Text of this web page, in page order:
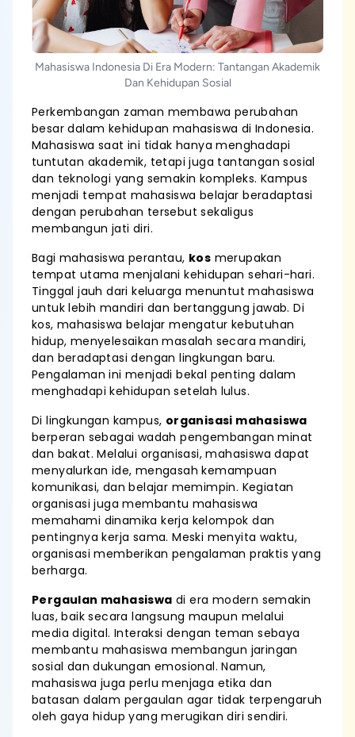
Mahasiswa Indonesia Di Era Modern: Tantangan Akademik
Dan Kehidupan Sosial
Perkembangan zaman membawa perubahan
besar dalam kehidupan mahasiswa di Indonesia.
Mahasiswa saat ini tidak hanya menghadapi
tuntutan akademik, tetapi juga tantangan sosial
dan teknologi yang semakin kompleks. Kampus
menjadi tempat mahasiswa belajar beradaptasi
dengan perubahan tersebut sekaligus
membangun jati diri.
Bagi mahasiswa perantau, kos merupakan
tempat utama menjalani kehidupan sehari-hari.
Tinggal jauh dari keluarga menuntut mahasiswa
untuk lebih mandiri dan bertanggung jawab. Di
kos, mahasiswa belajar mengatur kebutuhan
hidup, menyelesaikan masalah secara mandiri,
dan beradaptasi dengan lingkungan baru.
Pengalaman ini menjadi bekal penting dalam
menghadapi kehidupan setelah lulus.
Di lingkungan kampus, organisasi mahasiswa
berperan sebagai wadah pengembangan minat
dan bakat. Melalui organisasi, mahasiswa dapat
menyalurkan ide, mengasah kemampuan
komunikasi, dan belajar memimpin. Kegiatan
organisasi juga membantu mahasiswa
memahami dinamika kerja kelompok dan
pentingnya kerja sama. Meski menyita waktu,
organisasi memberikan pengalaman praktis yang
berharga.
Pergaulan mahasiswa di era modern semakin
luas, baik secara langsung maupun melalui
media digital. Interaksi dengan teman sebaya
membantu mahasiswa membangun jaringan
sosial dan dukungan emosional. Namun,
mahasiswa juga perlu menjaga etika dan
batasan dalam pergaulan agar tidak terpengaruh
oleh gaya hidup yang merugikan diri sendiri.